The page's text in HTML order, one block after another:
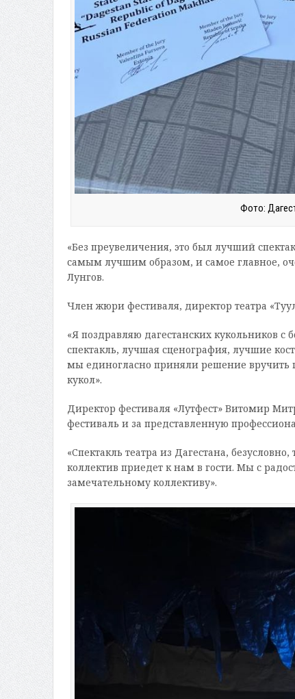
Фото:
«Без преувеличения, это был лучший
самым лучшим образом, и самое главное,
Лунгов.
Член жюри фестиваля, директор театра
«Я поздравляю дагестанских кукольников
спектакль, лучшая сценография, лучшие
мы единогласно приняли решение вручить
кукол».
Директор фестиваля «Лутфест» Витомир
фестиваль и за представленную
«Спектакль театра из Дагестана,
коллектив приедет к нам в гости. Мы с
замечательному коллективу».